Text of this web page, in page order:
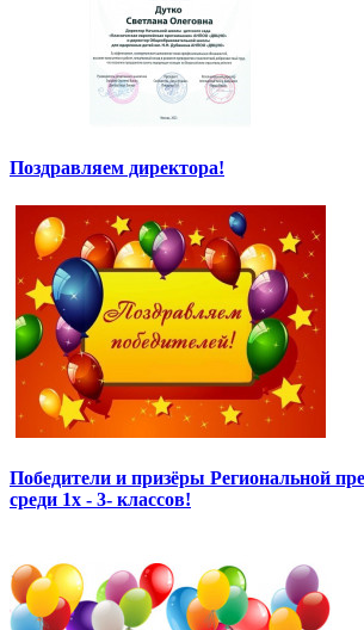
Поздравляем директора!
Победители и призёры Региональной
среди 1х - 3- классов!